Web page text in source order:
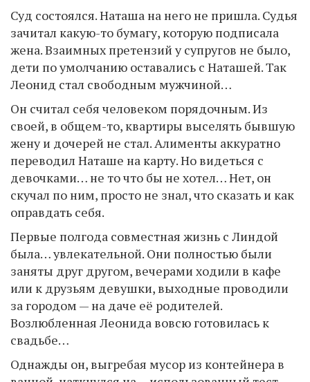
Суд состоялся. Наташа на него не пришла. Судья
зачитал какую-то бумагу, которую подписала
жена. Взаимных претензий у супругов не было,
дети по умолчанию оставались с Наташей. Так
Леонид стал свободным мужчиной…
Он считал себя человеком порядочным. Из
своей, в общем-то, квартиры выселять бывшую
жену и дочерей не стал. Алименты аккуратно
переводил Наташе на карту. Но видеться с
девочками… не то что бы не хотел… Нет, он
скучал по ним, просто не знал, что сказать и как
оправдать себя.
Первые полгода совместная жизнь с Линдой
была… увлекательной. Они полностью были
заняты друг другом, вечерами ходили в кафе
или к друзьям девушки, выходные проводили
за городом — на даче её родителей.
Возлюбленная Леонида вовсю готовилась к
свадьбе…
Однажды он, выгребая мусор из контейнера в